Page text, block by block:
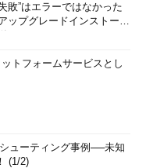
敗”はエラーではなかった
プグレードインストール
トフォームサービスとし
ューティング事例──未知
(1/2)